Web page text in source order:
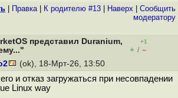
Правка| К родителю #13 Наверх
Cообщить
модератору
представил Duranium,
+1
+ / –
(ok), 18-Мрт-26, 13:50
и отказ загружаться при несовпадении
Linux way